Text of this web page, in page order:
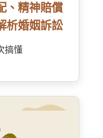
、精神賠償
析婚姻訴訟
搞懂